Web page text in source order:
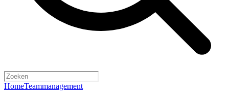
HomeTeammanagement